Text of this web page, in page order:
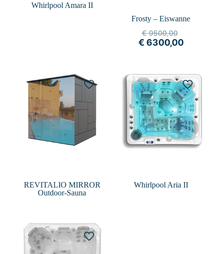
Whirlpool Amara II
Frosty – Eiswanne
€9500,00
€6300,00
REVITALIO MIRROR
Outdoor-Sauna
Whirlpool Aria II